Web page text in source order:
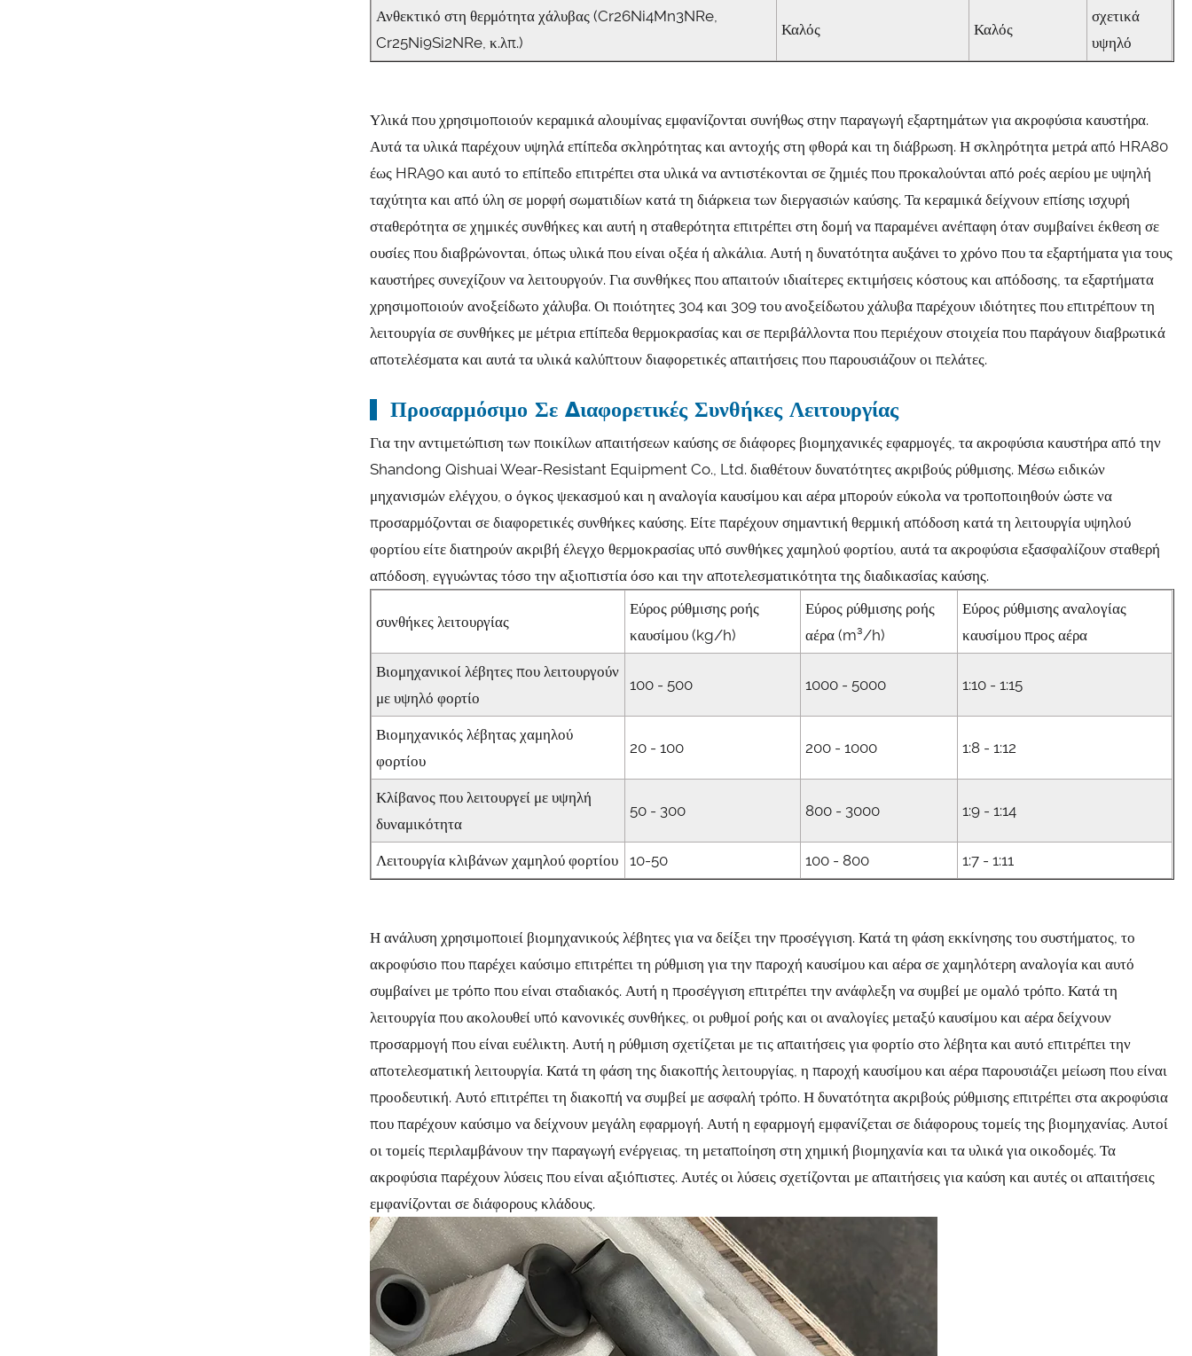
Ανθεκτικό στη θερμότητα χάλυβας (Cr26Ni4Mn3NRe,
Cr25Ni9Si2NRe, κ.λπ.)
Καλός Καλός
σχετικά
υψηλό
Υλικά που χρησιμοποιούν κεραμικά αλουμίνας εμφανίζονται συνήθως στην παραγωγή εξαρτημάτων για ακροφύσια καυστήρα.
Αυτά τα υλικά παρέχουν υψηλά επίπεδα σκληρότητας και αντοχής στη φθορά και τη διάβρωση. Η σκληρότητα μετρά από HRA80
έως HRA90 και αυτό το επίπεδο επιτρέπει στα υλικά να αντιστέκονται σε ζημιές που προκαλούνται από ροές αερίου με υψηλή
ταχύτητα και από ύλη σε μορφή σωματιδίων κατά τη διάρκεια των διεργασιών καύσης. Τα κεραμικά δείχνουν επίσης ισχυρή
σταθερότητα σε χημικές συνθήκες και αυτή η σταθερότητα επιτρέπει στη δομή να παραμένει ανέπαφη όταν συμβαίνει έκθεση σε
ουσίες που διαβρώνονται, όπως υλικά που είναι οξέα ή αλκάλια. Αυτή η δυνατότητα αυξάνει το χρόνο που τα εξαρτήματα για τους
καυστήρες συνεχίζουν να λειτουργούν. Για συνθήκες που απαιτούν ιδιαίτερες εκτιμήσεις κόστους και απόδοσης, τα εξαρτήματα
χρησιμοποιούν ανοξείδωτο χάλυβα. Οι ποιότητες 304 και 309 του ανοξείδωτου χάλυβα παρέχουν ιδιότητες που επιτρέπουν τη
λειτουργία σε συνθήκες με μέτρια επίπεδα θερμοκρασίας και σε περιβάλλοντα που περιέχουν στοιχεία που παράγουν διαβρωτικά
αποτελέσματα και αυτά τα υλικά καλύπτουν διαφορετικές απαιτήσεις που παρουσιάζουν οι πελάτες.
Προσαρμόσιμο Σε Διαφορετικές Συνθήκες Λειτουργίας
Για την αντιμετώπιση των ποικίλων απαιτήσεων καύσης σε διάφορες βιομηχανικές εφαρμογές, τα ακροφύσια καυστήρα από την
Shandong Qishuai Wear-Resistant Equipment Co., Ltd. διαθέτουν δυνατότητες ακριβούς ρύθμισης. Μέσω ειδικών
μηχανισμών ελέγχου, ο όγκος ψεκασμού και η αναλογία καυσίμου και αέρα μπορούν εύκολα να τροποποιηθούν ώστε να
προσαρμόζονται σε διαφορετικές συνθήκες καύσης. Είτε παρέχουν σημαντική θερμική απόδοση κατά τη λειτουργία υψηλού
φορτίου είτε διατηρούν ακριβή έλεγχο θερμοκρασίας υπό συνθήκες χαμηλού φορτίου, αυτά τα ακροφύσια εξασφαλίζουν σταθερή
απόδοση, εγγυώντας τόσο την αξιοπιστία όσο και την αποτελεσματικότητα της διαδικασίας καύσης.
συνθήκες λειτουργίας
Εύρος ρύθμισης ροής
καυσίμου (kg/h)
Εύρος ρύθμισης ροής
αέρα (m³/h)
Εύρος ρύθμισης αναλογίας
καυσίμου προς αέρα
Βιομηχανικοί λέβητες που λειτουργούν
με υψηλό φορτίο
100 - 500 1000 - 5000 1:10 - 1:15
Βιομηχανικός λέβητας χαμηλού
φορτίου
20 - 100 200 - 1000 1:8 - 1:12
Κλίβανος που λειτουργεί με υψηλή
δυναμικότητα
50 - 300 800 - 3000 1:9 - 1:14
Λειτουργία κλιβάνων χαμηλού φορτίου 10-50 100 - 800 1:7 - 1:11
Η ανάλυση χρησιμοποιεί βιομηχανικούς λέβητες για να δείξει την προσέγγιση. Κατά τη φάση εκκίνησης του συστήματος, το
ακροφύσιο που παρέχει καύσιμο επιτρέπει τη ρύθμιση για την παροχή καυσίμου και αέρα σε χαμηλότερη αναλογία και αυτό
συμβαίνει με τρόπο που είναι σταδιακός. Αυτή η προσέγγιση επιτρέπει την ανάφλεξη να συμβεί με ομαλό τρόπο. Κατά τη
λειτουργία που ακολουθεί υπό κανονικές συνθήκες, οι ρυθμοί ροής και οι αναλογίες μεταξύ καυσίμου και αέρα δείχνουν
προσαρμογή που είναι ευέλικτη. Αυτή η ρύθμιση σχετίζεται με τις απαιτήσεις για φορτίο στο λέβητα και αυτό επιτρέπει την
αποτελεσματική λειτουργία. Κατά τη φάση της διακοπής λειτουργίας, η παροχή καυσίμου και αέρα παρουσιάζει μείωση που είναι
προοδευτική. Αυτό επιτρέπει τη διακοπή να συμβεί με ασφαλή τρόπο. Η δυνατότητα ακριβούς ρύθμισης επιτρέπει στα ακροφύσια
που παρέχουν καύσιμο να δείχνουν μεγάλη εφαρμογή. Αυτή η εφαρμογή εμφανίζεται σε διάφορους τομείς της βιομηχανίας. Αυτοί
οι τομείς περιλαμβάνουν την παραγωγή ενέργειας, τη μεταποίηση στη χημική βιομηχανία και τα υλικά για οικοδομές. Τα
ακροφύσια παρέχουν λύσεις που είναι αξιόπιστες. Αυτές οι λύσεις σχετίζονται με απαιτήσεις για καύση και αυτές οι απαιτήσεις
εμφανίζονται σε διάφορους κλάδους.